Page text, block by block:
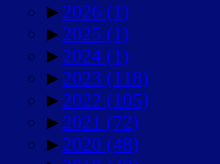
► 2026 (1)
► 2025 (1)
► 2024 (1)
► 2023 (118)
► 2022 (105)
► 2021 (72)
► 2020 (48)